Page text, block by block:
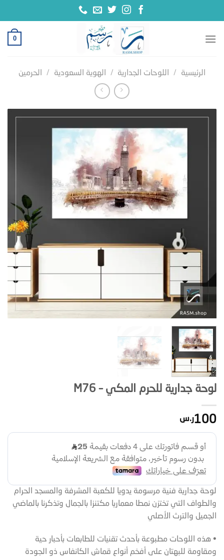
0
الرئيسية / اللوحات الجدارية / الهوية السعودية / الحرمين
لوحة جدارية للحرم المكي – M76
100ر.س
لوحة جدارية فنية مرسومة يدويا للكعبة المشرفة والمسجد الحرام
والطواف التي تختزن نمطا معماريا مكتنزا بالجمال وتذكرنا بالماضي
الجميل والترث الأصلي
• هذه اللوحات مطبوعة بأحدث تقنيات للطابعات بأحبار حية
ومقاومة للبهتان على أفخم أنواع قماش الكانفاس ذو الجودة